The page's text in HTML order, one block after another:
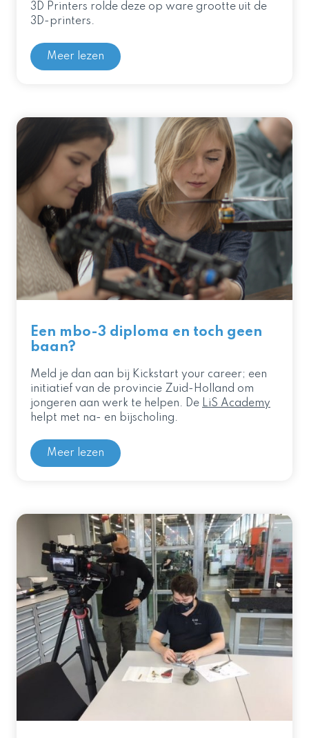
3D Printers rolde deze op ware grootte uit de
3D-printers.
Meer lezen
Een mbo-3 diploma en toch geen
baan?
Meld je dan aan bij Kickstart your career; een
initiatief van de provincie Zuid-Holland om
jongeren aan werk te helpen. De LiS Academy
helpt met na- en bijscholing.
Meer lezen